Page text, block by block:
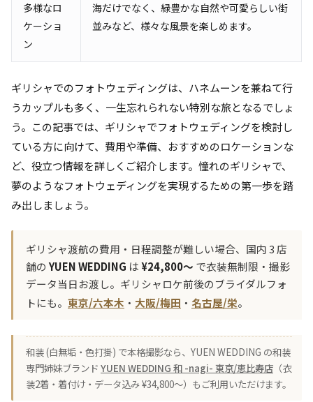
多様なロ
ケーショ
ン
海だけでなく、緑豊かな自然や可愛らしい街
並みなど、様々な風景を楽しめます。
ギリシャでのフォトウェディングは、ハネムーンを兼ねて行
うカップルも多く、一生忘れられない特別な旅となるでしょ
う。この記事では、ギリシャでフォトウェディングを検討し
ている方に向けて、費用や準備、おすすめのロケーションな
ど、役立つ情報を詳しくご紹介します。憧れのギリシャで、
夢のようなフォトウェディングを実現するための第一歩を踏
み出しましょう。
ギリシャ渡航の費用・日程調整が難しい場合、国内 3 店
舗の YUEN WEDDING は¥24,800〜 で衣装無制限・撮影
データ当日お渡し。ギリシャロケ前後のブライダルフォ
トにも。 東京/六本木 ・ 大阪/梅田 ・ 名古屋/栄。
和装 (白無垢・色打掛) で本格撮影なら、YUEN WEDDING の和装
専門姉妹ブランド YUEN WEDDING 和 -nagi- 東京/恵比寿店 （衣
装2着・着付け・データ込み ¥34,800〜）もご利用いただけます。